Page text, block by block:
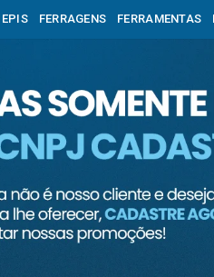
EPIS FERRAGENS FERRAMENTAS